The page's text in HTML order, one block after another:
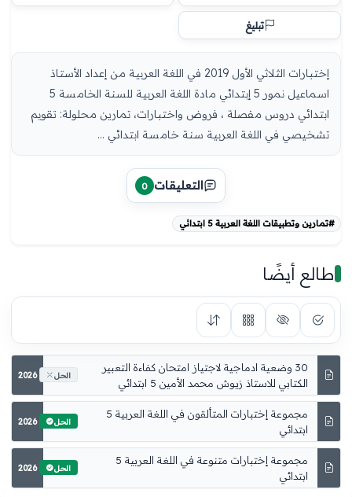
تبليغ
إختبارات الثلاثي الأول 2019 في اللغة العربية من إعداد الأستاذ
اسماعيل نمور 5 إبتدائي مادة اللغة العربية للسنة الخامسة 5
ابتدائي دروس مفصلة ، فروض واختبارات، تمارين محلولة: تقويم
تشخيصي في اللغة العربية سنة خامسة ابتدائي ...
التعليقات 0
#تمارين وتطبيقات اللغة العربية 5 ابتدائي
طالع أيضًا
30 وضعية ادماجية لاجتياز امتحان كفاءة التعبير
الكتابي للاستاذ زيوش محمد الأمين 5 ابتدائي
2026 الحل
مجموعة إختبارات المتألقون في اللغة العربية 5
ابتدائي
2026 الحل
مجموعة إختبارات متنوعة في اللغة العربية 5
ابتدائي
2026 الحل